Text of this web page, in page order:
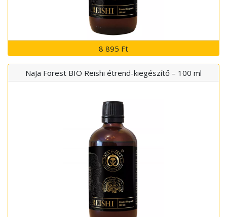
8 895 Ft
NaJa Forest BIO Reishi étrend-kiegészítő – 100 ml